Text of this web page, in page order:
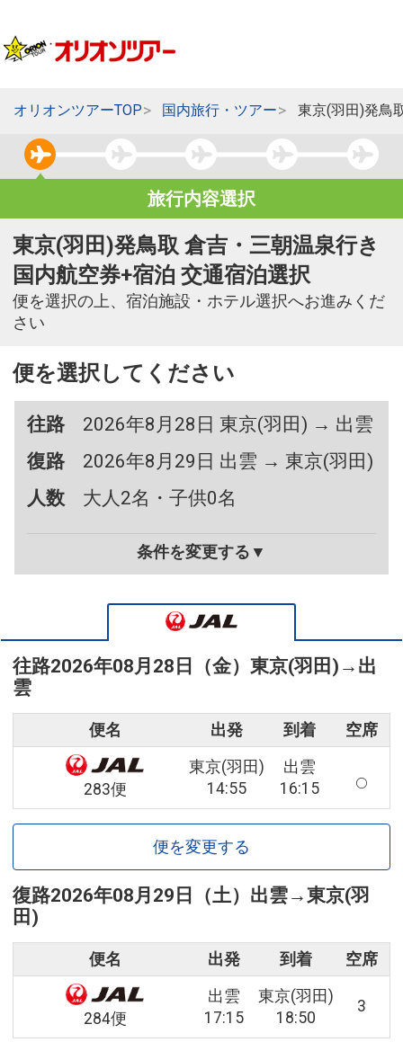
オリオンツアーTOP 国内旅行・ツアー 東京(羽田)発鳥
旅行内容選択
東京(羽田)発鳥取 倉吉・三朝温泉行き
国内航空券+宿泊 交通宿泊選択
便を選択の上、宿泊施設・ホテル選択へお進みくだ
さい
便を選択してください
往路
2026年8月28日 東京(羽田) → 出雲
復路
2026年8月29日 出雲 → 東京(羽田)
人数
大人2名・子供0名
条件を変更する▼
往路2026年08月28日（金） 東京(羽田) → 出
雲
便名 出発 到着 空席
283便
東京(羽田)
14:55
出雲
16:15
便を変更する
復路2026年08月29日（土） 出雲→東京(羽
田)
便名 出発 到着 空席
284便
出雲
17:15
東京(羽田)
18:50
3